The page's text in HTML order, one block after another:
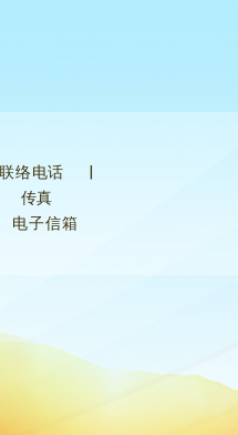
联络电话
传真
电子信箱